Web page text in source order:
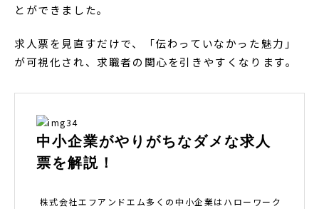
とができました。
求人票を見直すだけで、「伝わっていなかった魅力」
が可視化され、求職者の関心を引きやすくなります。
中小企業がやりがちなダメな求人
票を解説！
株式会社エフアンドエム多くの中小企業はハローワーク